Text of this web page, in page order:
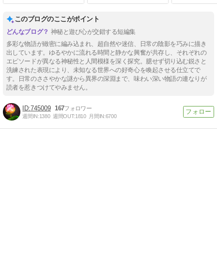
このブログのここがポイント
神秘と遊び心が交錯する短編集
多彩な物語が緻密に編み込まれ、超自然や迷信、日常の陰影を巧みに描き
出しています。ゆるやかに流れる時間と静かな興奮が共存し、それぞれの
エピソードが異なる神秘性と人間模様を深く探究。臆せず切り込む鋭さと
洗練された表現により、未知なる世界への好奇心を喚起させる仕立てで
す。日常のささやかな謎から異界の深淵まで、味わい深い物語の連なりが
読者を惹きつけてやみません。
745009 167
週間IN:1380 週間OUT:1810 月間IN:6700